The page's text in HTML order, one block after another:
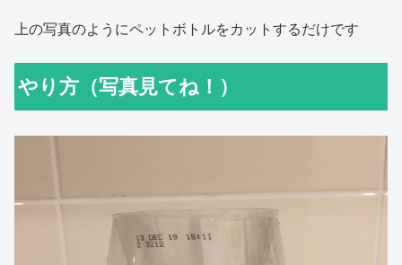
上の写真のようにペットボトルをカットするだけです
やり方（写真見てね！）